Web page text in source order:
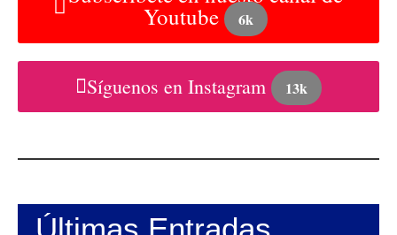
Youtube 6k
Síguenos en Instagram 13k